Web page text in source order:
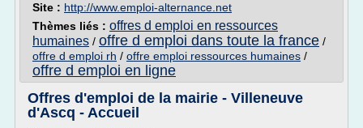
Site : http://www.emploi-alternance.net
Thèmes liés : offres d emploi en ressources
humaines / offre d emploi dans toute la france /
offre d emploi rh / offre emploi ressources humaines /
offre d emploi en ligne
Offres d'emploi de la mairie - Villeneuve
d'Ascq - Accueil